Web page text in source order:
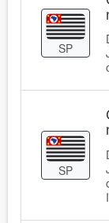
SP
SP